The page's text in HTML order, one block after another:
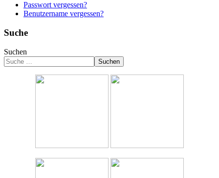
Passwort vergessen?
Benutzername vergessen?
Suche
Suchen
Suchen